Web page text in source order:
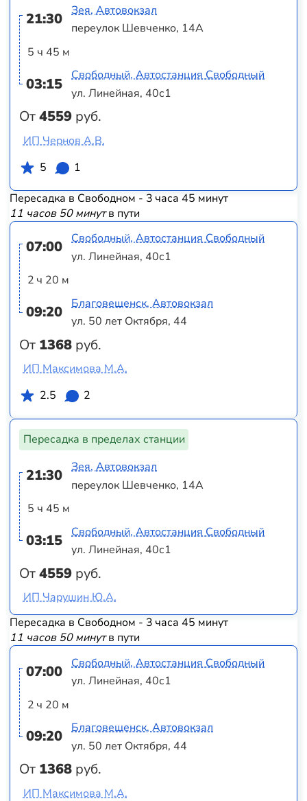
21:30
5 ч 45 м
03:15
От4559 руб.
Зея, Автовокзал
переулок Шевченко, 14А
Свободный, Автостанция Свободный
ул. Линейная, 40с1
ИП Чернов А.В.
5
1
Пересадка в Свободном - 3 часа 45 минут
11 часов 50 минутв пути
07:00
2 ч 20 м
09:20
От 1368 руб.
Свободный, Автостанция Свободный
ул. Линейная, 40с1
Благовещенск, Автовокзал
ул. 50 лет Октября, 44
ИП Максимова М.А.
2.5
2
Пересадка в пределах станции
21:30
5 ч 45 м
03:15
От4559 руб.
Зея, Автовокзал
переулок Шевченко, 14А
Свободный, Автостанция Свободный
ул. Линейная, 40с1
ИП Чарушин Ю.А.
Пересадка в Свободном - 3 часа 45 минут
11 часов 50 минутв пути
07:00
2 ч 20 м
09:20
От 1368 руб.
Свободный, Автостанция Свободный
ул. Линейная, 40с1
Благовещенск, Автовокзал
ул. 50 лет Октября, 44
ИП Максимова М.А.